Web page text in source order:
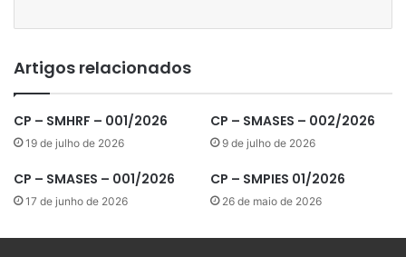
Artigos relacionados
CP – SMHRF – 001/2026
19 de julho de 2026
CP – SMASES – 002/2026
9 de julho de 2026
CP – SMASES – 001/2026
17 de junho de 2026
CP – SMPIES 01/2026
26 de maio de 2026